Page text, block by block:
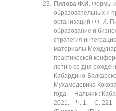
Пилова Ф.И. Формы
образовательных и
организаций / Ф. И.
образование и
стратегия
материалы
практической
летию со дня
Кабардино-
Мухамедовича
года. ‒ Нальчик :
2021. ‒ Ч. 1. ‒ C.